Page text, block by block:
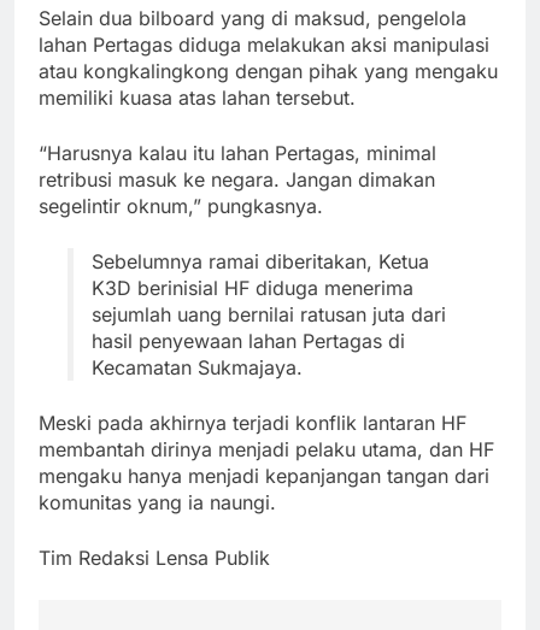
Selain dua bilboard yang di maksud, pengelola
lahan Pertagas diduga melakukan aksi manipulasi
atau kongkalingkong dengan pihak yang mengaku
memiliki kuasa atas lahan tersebut.
“Harusnya kalau itu lahan Pertagas, minimal
retribusi masuk ke negara. Jangan dimakan
segelintir oknum,” pungkasnya.
Sebelumnya ramai diberitakan, Ketua
K3D berinisial HF diduga menerima
sejumlah uang bernilai ratusan juta dari
hasil penyewaan lahan Pertagas di
Kecamatan Sukmajaya.
Meski pada akhirnya terjadi konflik lantaran HF
membantah dirinya menjadi pelaku utama, dan HF
mengaku hanya menjadi kepanjangan tangan dari
komunitas yang ia naungi.
Tim Redaksi Lensa Publik